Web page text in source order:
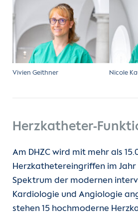
Vivien Geithner Nicole
Herzkatheter-
Am DHZC wird mit mehr als
Herzkathetereingriffen im
Spektrum der modernen
Kardiologie und Angiologie
stehen 15 hochmoderne